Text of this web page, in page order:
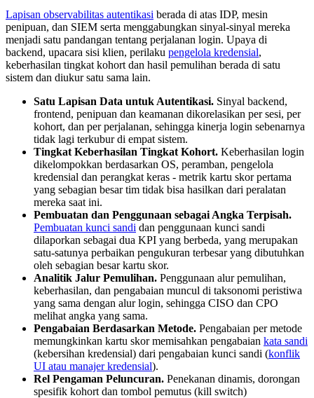
Lapisan observabilitas autentikasi berada di atas IDP, mesin
penipuan, dan SIEM serta menggabungkan sinyal-sinyal mereka
menjadi satu pandangan tentang perjalanan login. Upaya di
backend, upacara sisi klien, perilaku pengelola kredensial,
keberhasilan tingkat kohort dan hasil pemulihan berada di satu
sistem dan diukur satu sama lain.
Satu Lapisan Data untuk Autentikasi. Sinyal backend,
frontend, penipuan dan keamanan dikorelasikan per sesi, per
kohort, dan per perjalanan, sehingga kinerja login sebenarnya
tidak lagi terkubur di empat sistem.
Tingkat Keberhasilan Tingkat Kohort. Keberhasilan login
dikelompokkan berdasarkan OS, peramban, pengelola
kredensial dan perangkat keras - metrik kartu skor pertama
yang sebagian besar tim tidak bisa hasilkan dari peralatan
mereka saat ini.
Pembuatan dan Penggunaan sebagai Angka Terpisah.
Pembuatan kunci sandi dan penggunaan kunci sandi
dilaporkan sebagai dua KPI yang berbeda, yang merupakan
satu-satunya perbaikan pengukuran terbesar yang dibutuhkan
oleh sebagian besar kartu skor.
Analitik Jalur Pemulihan. Penggunaan alur pemulihan,
keberhasilan, dan pengabaian muncul di taksonomi peristiwa
yang sama dengan alur login, sehingga CISO dan CPO
melihat angka yang sama.
Pengabaian Berdasarkan Metode. Pengabaian per metode
memungkinkan kartu skor memisahkan pengabaian kata sandi
(kebersihan kredensial) dari pengabaian kunci sandi (konflik
UI atau manajer kredensial).
Rel Pengaman Peluncuran. Penekanan dinamis, dorongan
spesifik kohort dan tombol pemutus (kill switch)